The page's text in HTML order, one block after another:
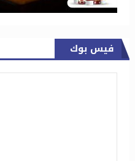
فيس بوك